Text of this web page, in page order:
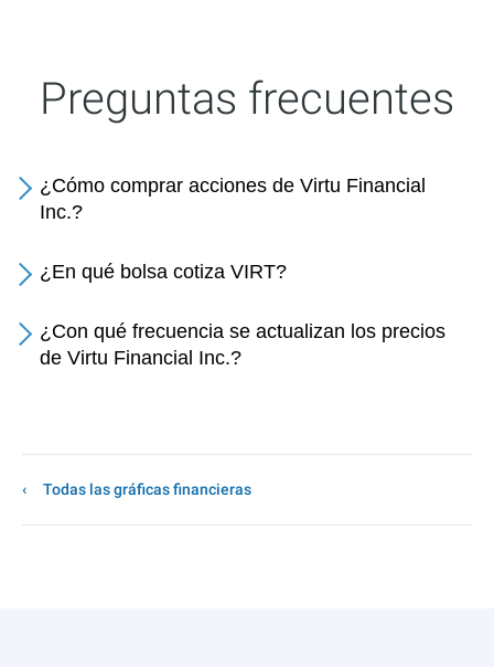
Preguntas frecuentes
¿Cómo comprar acciones de Virtu Financial
Inc.?
¿En qué bolsa cotiza VIRT?
¿Con qué frecuencia se actualizan los precios
de Virtu Financial Inc.?
Todas las gráficas financieras